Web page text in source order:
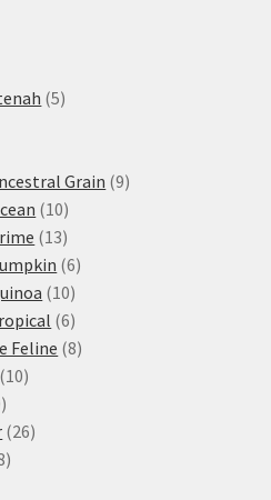
55
Grain 99
1010
produktů
1313
produktů
66
1010
produktů
66
produktů
Feline 88
1010
30
produktů
2626
28